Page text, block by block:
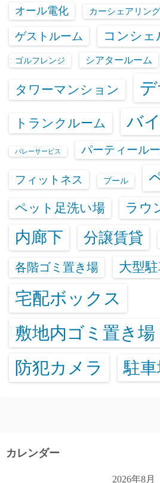
オール電化 カーシェアリング
ゲストルーム コンシェ
ゴルフレンジ シアタールーム
タワーマンション
トランクルーム バ
バレーサービス パーティール
フィットネス プール
ペット足洗い場 ラウ
内廊下 分譲賃貸
各階ゴミ置き場 大型
宅配ボックス
敷地内ゴミ置き場
防犯カメラ 駐
カレンダー
2026年8月